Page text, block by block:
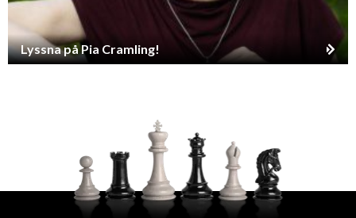
Lyssna på Pia Cramling!